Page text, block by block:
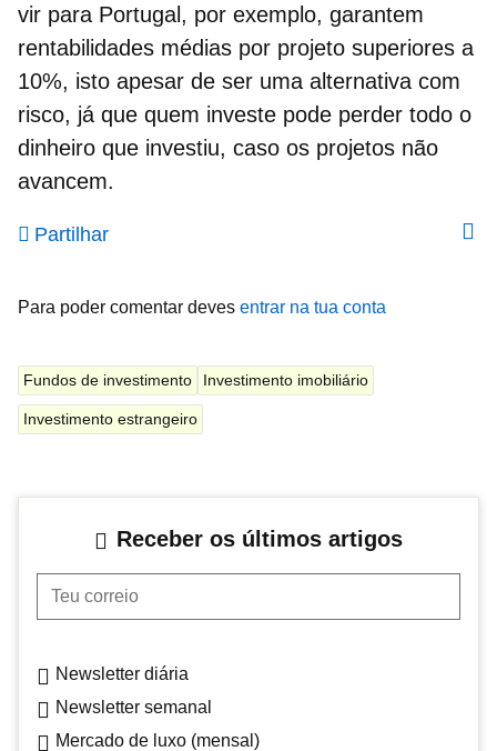
vir para Portugal, por exemplo, garantem
rentabilidades médias por projeto superiores a
10%, isto apesar de ser uma alternativa com
risco, já que quem investe pode perder todo o
dinheiro que investiu, caso os projetos não
avancem.
Partilhar
Para poder comentar deves entrar na tua conta
Fundos de investimento Investimento imobiliário
Investimento estrangeiro
Receber os últimos artigos
Teu correio
Newsletter diária
Newsletter semanal
Mercado de luxo (mensal)